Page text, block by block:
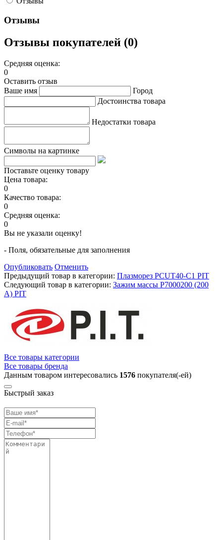
Отзывы
Отзывы покупателей (0)
Средняя оценка:
0
Оставить отзыв
Ваше имя
Город
Достоинства товара
Недостатки товара
Символы на картинке
Поставьте оценку товару
Цена товара:
0
Качество товара:
0
Средняя оценка:
0
Вы не указали оценку!
- Поля, обязательные для заполнения
Опубликовать Отменить
Предыдущий товар в категории: Плазморез PCUT40-C1 PIT
Следующий товар в категории: Зажим массы Р7000200 (200
А) PIT
Все товары категории
Все товары бренда
Данным товаром интересовались 1576 покупателя(-ей)
Быстрый заказ